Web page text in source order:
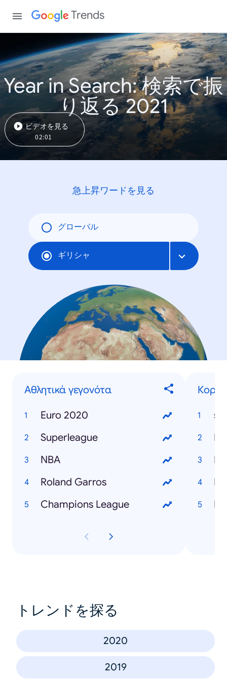
Trends
Year in Search: 検索で振
り返る 2021
ビデオを見る
02:01
急上昇ワードを見る
グローバル
ギリシャ
Αθλητικά γεγονότα
Euro 2020
Superleague
NBA
Roland Garros
Champions League
トレンドを探る
2020
2019